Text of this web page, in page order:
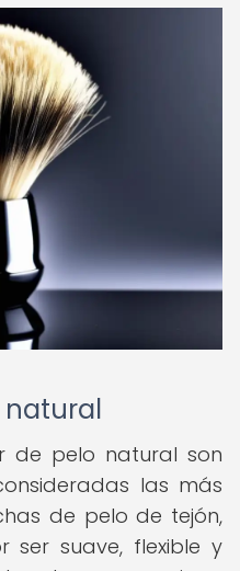
natural
de pelo natural son
las más
de pelo de tejón,
ser suave, flexible y